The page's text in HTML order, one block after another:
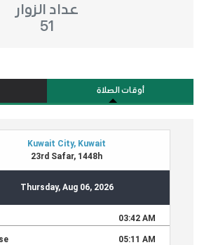
عداد الزوار
51
أوقات الصلاة